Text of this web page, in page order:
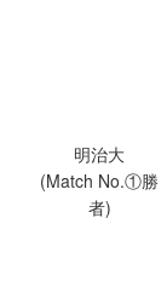
明治大
(Match No.①勝
者)